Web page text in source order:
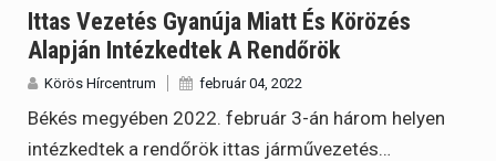
Ittas Vezetés Gyanúja Miatt És Körözés
Alapján Intézkedtek A Rendőrök
Körös Hírcentrum február 04, 2022
Békés megyében 2022. február 3-án három helyen
intézkedtek a rendőrök ittas járművezetés…